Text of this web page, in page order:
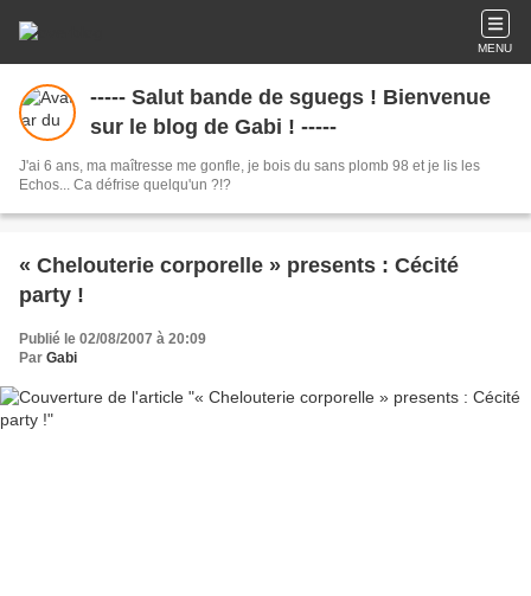
MENU
----- Salut bande de sguegs ! Bienvenue
sur le blog de Gabi ! -----
J'ai 6 ans, ma maîtresse me gonfle, je bois du sans plomb 98 et je lis les
Echos... Ca défrise quelqu'un ?!?
« Chelouterie corporelle » presents : Cécité
party !
Publié le 02/08/2007 à 20:09
Par Gabi